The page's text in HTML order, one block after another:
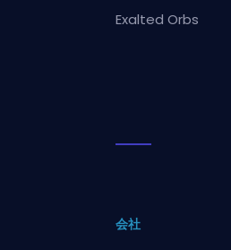
Exalted Orbs
会社